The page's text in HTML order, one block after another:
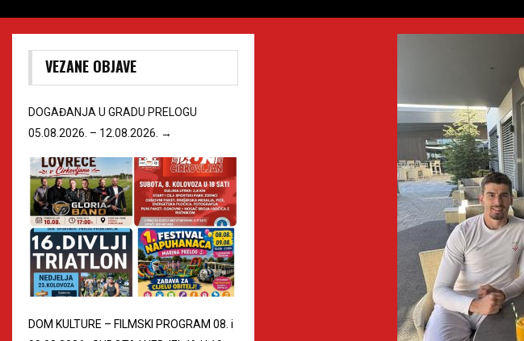
VEZANE OBJAVE
DOGAĐANJA U GRADU PRELOGU
05.08.2026. – 12.08.2026. →
DOM KULTURE – FILMSKI PROGRAM 08. i